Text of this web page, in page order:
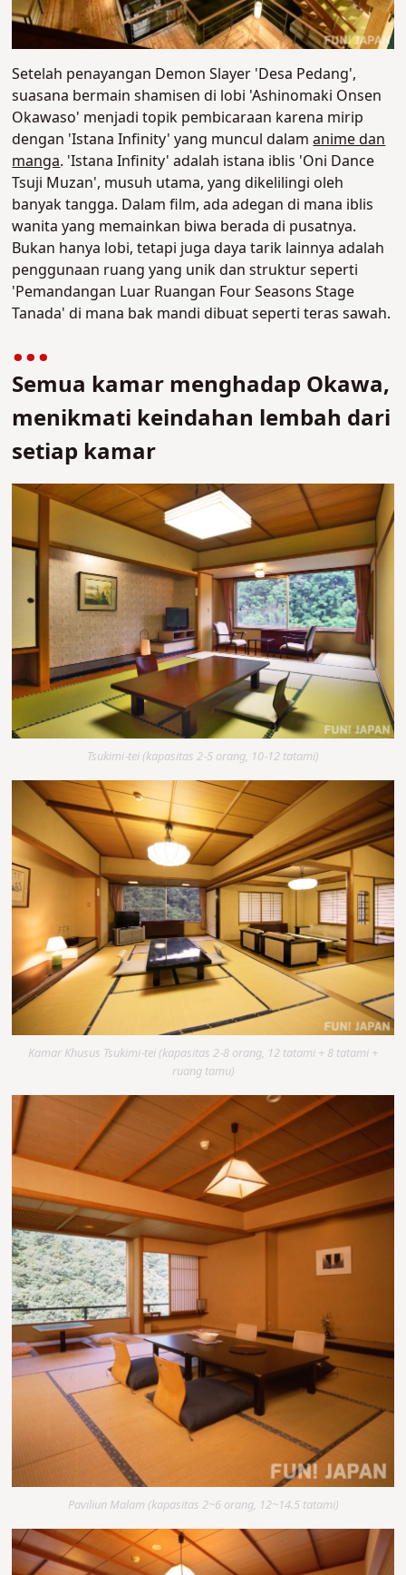
Setelah penayangan Demon Slayer 'Desa Pedang',
suasana bermain shamisen di lobi 'Ashinomaki Onsen
Okawaso' menjadi topik pembicaraan karena mirip
dengan 'Istana Infinity' yang muncul dalamanime dan
manga. 'Istana Infinity' adalah istana iblis 'Oni Dance
Tsuji Muzan', musuh utama, yang dikelilingi oleh
banyak tangga. Dalam film, ada adegan di mana iblis
wanita yang memainkan biwa berada di pusatnya.
Bukan hanya lobi, tetapi juga daya tarik lainnya adalah
penggunaan ruang yang unik dan struktur seperti
'Pemandangan Luar Ruangan Four Seasons Stage
Tanada' di mana bak mandi dibuat seperti teras sawah.
Semua kamar menghadap Okawa,
menikmati keindahan lembah dari
setiap kamar
Tsukimi-tei (kapasitas 2-5 orang, 10-12 tatami)
Kamar Khusus Tsukimi-tei (kapasitas 2-8 orang, 12 tatami + 8 tatami +
ruang tamu)
Paviliun Malam (kapasitas 2~6 orang, 12~14.5 tatami)